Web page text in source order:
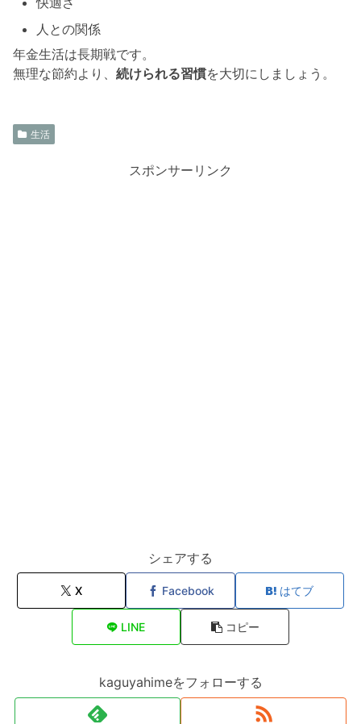
人との関係
年金生活は長期戦です。
無理な節約より、 続けられる習慣を大切にしましょう。
生活
スポンサーリンク
シェアする
X Facebook はてブ
LINE コピー
kaguyahimeをフォローする